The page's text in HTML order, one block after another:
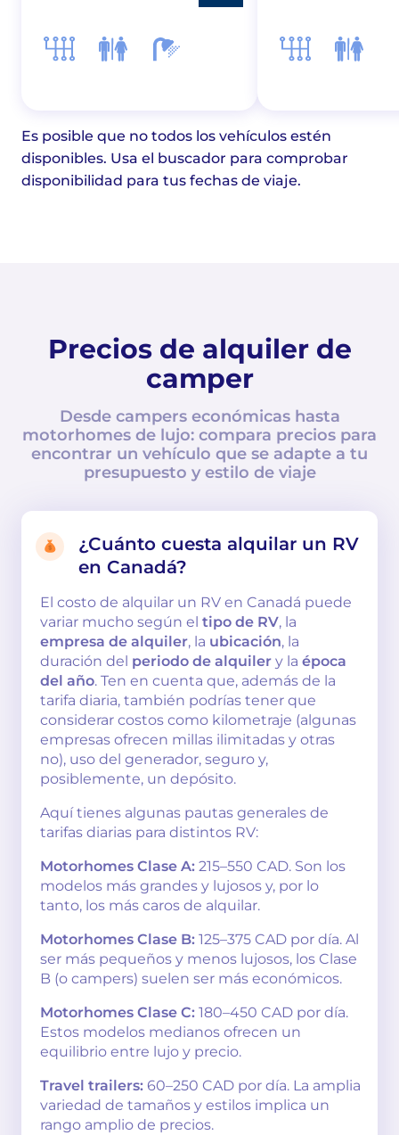
Es posible que no todos los vehículos estén
disponibles. Usa el buscador para comprobar
disponibilidad para tus fechas de viaje.
Precios de alquiler de
camper
Desde campers económicas hasta
motorhomes de lujo: compara precios para
encontrar un vehículo que se adapte a tu
presupuesto y estilo de viaje
¿Cuánto cuesta alquilar un RV
en Canadá?
El costo de alquilar un RV en Canadá puede
variar mucho según el tipo de RV, la
empresa de alquiler, la ubicación, la
duración del periodo de alquiler y la época
del año. Ten en cuenta que, además de la
tarifa diaria, también podrías tener que
considerar costos como kilometraje (algunas
empresas ofrecen millas ilimitadas y otras
no), uso del generador, seguro y,
posiblemente, un depósito.
Aquí tienes algunas pautas generales de
tarifas diarias para distintos RV:
Motorhomes Clase A: 215–550 CAD. Son los
modelos más grandes y lujosos y, por lo
tanto, los más caros de alquilar.
Motorhomes Clase B: 125–375 CAD por día. Al
ser más pequeños y menos lujosos, los Clase
B (o campers) suelen ser más económicos.
Motorhomes Clase C: 180–450 CAD por día.
Estos modelos medianos ofrecen un
equilibrio entre lujo y precio.
Travel trailers: 60–250 CAD por día. La amplia
variedad de tamaños y estilos implica un
rango amplio de precios.